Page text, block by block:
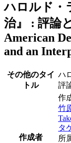
ハロルド・
治』 : 評論
American
and an
その他のタイ
トル
ハ
評
作成者
作
竹
タ
所